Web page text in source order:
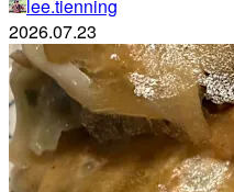
lee.tienning
2026.07.23